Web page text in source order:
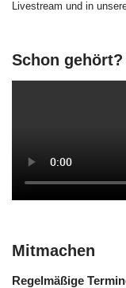
Livestream und in
Schon gehört?
Mitmachen
Regelmäßige